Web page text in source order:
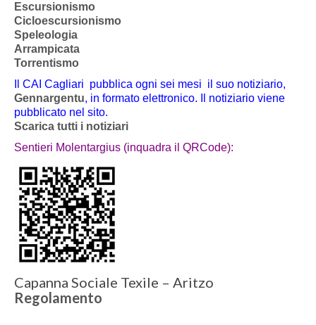
Escursionismo
Cicloescursionismo
Speleologia
Arrampicata
Torrentismo
Il CAI Cagliari pubblica ogni sei mesi il suo notiziario,
Gennargentu, in formato elettronico. Il notiziario viene
pubblicato nel sito.
Scarica tutti i notiziari
Sentieri Molentargius (inquadra il QRCode):
Capanna Sociale Texile – Aritzo
Regolamento